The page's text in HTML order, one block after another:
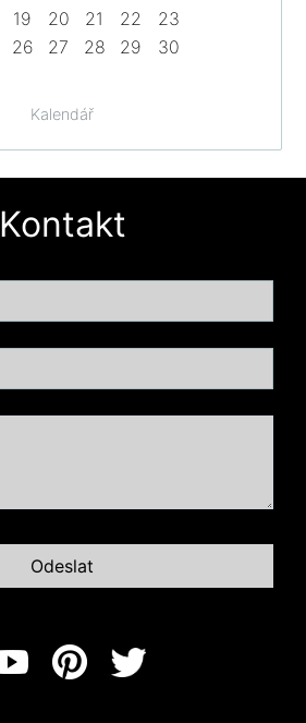
Kalendář
19 20 21 22
23
26 27 28 29
30
Kontakt